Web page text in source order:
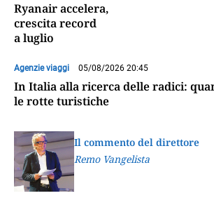
Ryanair accelera,
crescita record
a luglio
Agenzie viaggi 05/08/2026 20:45
In Italia alla ricerca delle radici:
le rotte turistiche
Il commento del direttore
Remo Vangelista